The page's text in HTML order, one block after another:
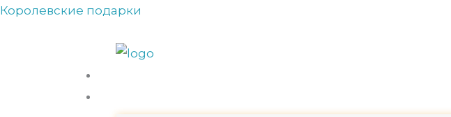
Перейти
Королевские подарки
Прокрутка